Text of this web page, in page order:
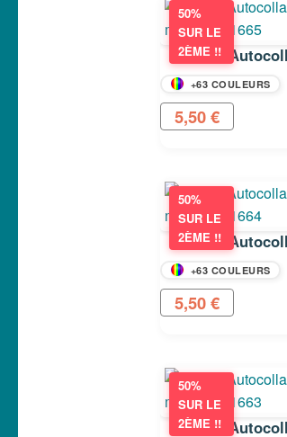
50%
SUR LE
2ÈME !!
+63 COULEURS
5,50€
50%
SUR LE
2ÈME !!
+63 COULEURS
5,50€
50%
SUR LE
2ÈME !!